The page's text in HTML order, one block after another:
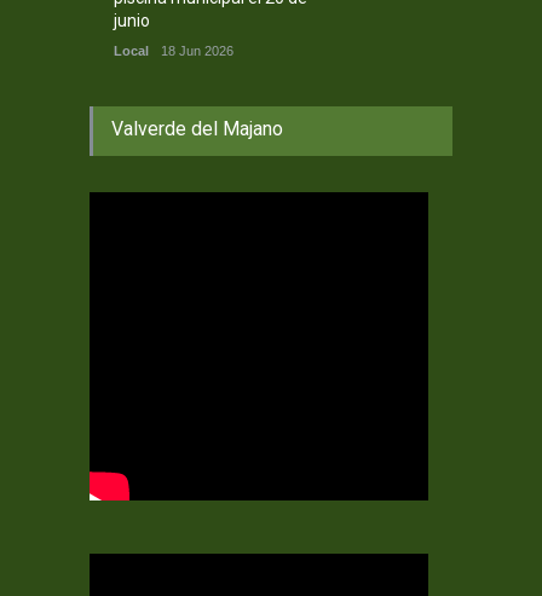
junio
Local 18 Jun 2026
Valverde del Majano